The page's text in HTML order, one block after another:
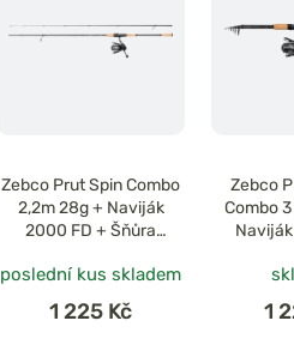
Zebco Prut Spin Combo
2,2m 28g + Naviják
2000 FD + Šňůra
poslední kus skladem
1 225 Kč
Zebco
Combo
1